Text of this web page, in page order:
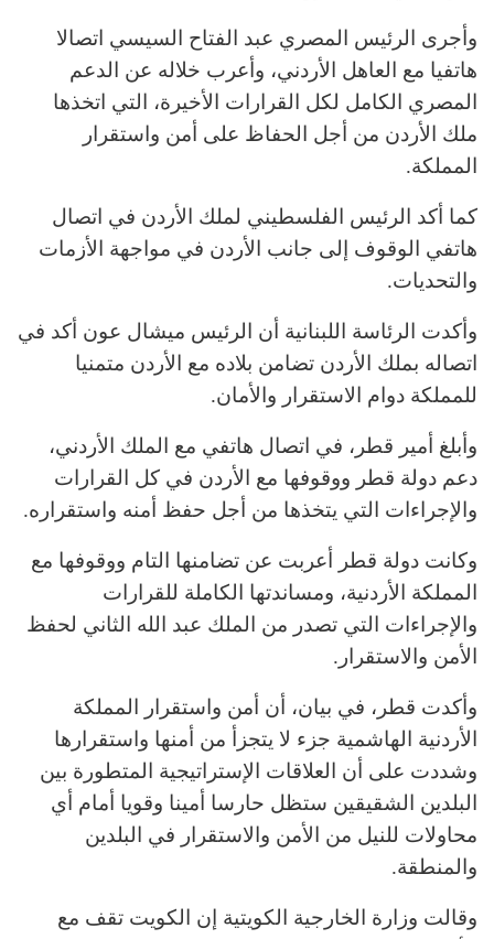
وأجرى الرئيس المصري عبد الفتاح السيسي اتصالا
هاتفيا مع العاهل الأردني، وأعرب خلاله عن الدعم
المصري الكامل لكل القرارات الأخيرة، التي اتخذها
ملك الأردن من أجل الحفاظ على أمن واستقرار
المملكة.
كما أكد الرئيس الفلسطيني لملك الأردن في اتصال
هاتفي الوقوف إلى جانب الأردن في مواجهة الأزمات
والتحديات.
وأكدت الرئاسة اللبنانية أن الرئيس ميشال عون أكد في
اتصاله بملك الأردن تضامن بلاده مع الأردن متمنيا
للمملكة دوام الاستقرار والأمان.
وأبلغ أمير قطر، في اتصال هاتفي مع الملك الأردني،
دعم دولة قطر ووقوفها مع الأردن في كل القرارات
والإجراءات التي يتخذها من أجل حفظ أمنه واستقراره.
وكانت دولة قطر أعربت عن تضامنها التام ووقوفها مع
المملكة الأردنية، ومساندتها الكاملة للقرارات
والإجراءات التي تصدر من الملك عبد الله الثاني لحفظ
الأمن والاستقرار.
وأكدت قطر، في بيان، أن أمن واستقرار المملكة
الأردنية الهاشمية جزء لا يتجزأ من أمنها واستقرارها
وشددت على أن العلاقات الإستراتيجية المتطورة بين
البلدين الشقيقين ستظل حارسا أمينا وقويا أمام أي
محاولات للنيل من الأمن والاستقرار في البلدين
والمنطقة.
وقالت وزارة الخارجية الكويتية إن الكويت تقف مع